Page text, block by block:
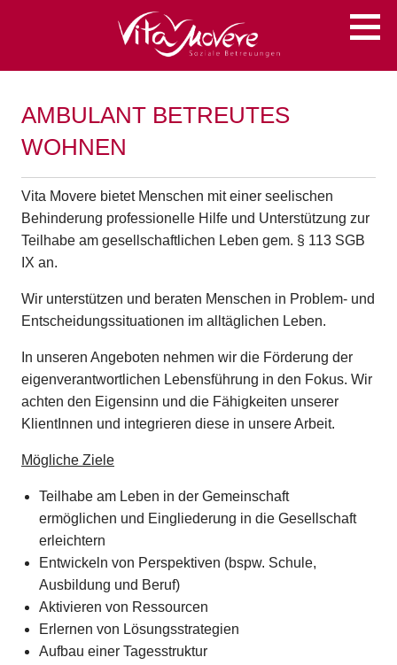
VITA MOVERE
AMBULANT BETREUTES
WOHNEN
Vita Movere bietet Menschen mit einer seelischen
Behinderung professionelle Hilfe und Unterstützung zur
Teilhabe am gesellschaftlichen Leben gem. § 113 SGB
IX an.
Wir unterstützen und beraten Menschen in Problem- und
Entscheidungssituationen im alltäglichen Leben.
In unseren Angeboten nehmen wir die Förderung der
eigenverantwortlichen Lebensführung in den Fokus. Wir
achten den Eigensinn und die Fähigkeiten unserer
KlientInnen und integrieren diese in unsere Arbeit.
Mögliche Ziele
Teilhabe am Leben in der Gemeinschaft
ermöglichen und Eingliederung in die Gesellschaft
erleichtern
Entwickeln von Perspektiven (bspw. Schule,
Ausbildung und Beruf)
Aktivieren von Ressourcen
Erlernen von Lösungsstrategien
Aufbau einer Tagesstruktur